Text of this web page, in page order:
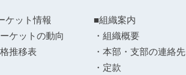
ケット情報
ーケットの動向
推移表
■組織案内
・組織概要
・本部・支部の連絡先
・定款